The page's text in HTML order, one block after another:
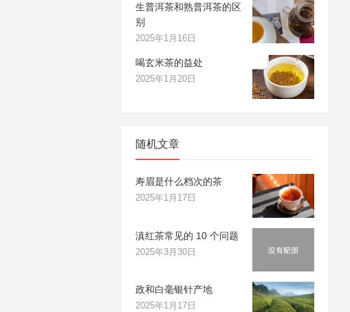
生普洱茶和熟普洱茶的区
别
2025年1月16日
喝玄米茶的益处
2025年1月20日
随机文章
寿眉是什么档次的茶
2025年1月17日
滇红茶常见的 10 个问题
2025年3月30日
政和白毫银针产地
2025年1月17日